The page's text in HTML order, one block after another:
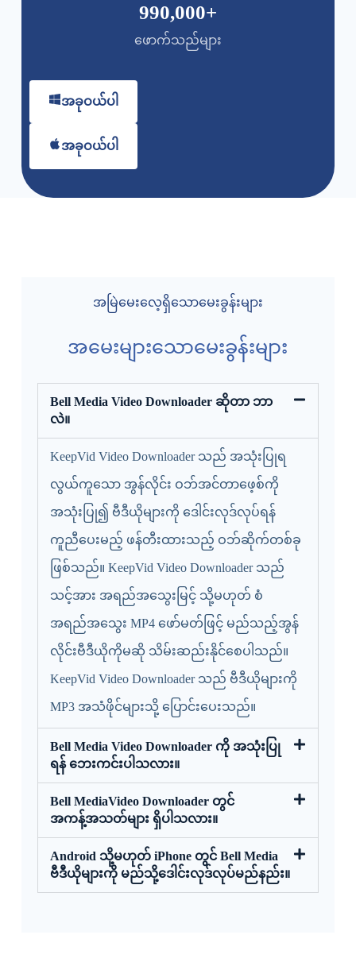
ဖောက်သည်များ
990,000+
အခုဝယ်ပါ
အခုဝယ်ပါ
အမြဲမေးလေ့ရှိသောမေးခွန်းများ
အမေးများသောမေးခွန်းများ
Bell Media Video Downloader ဆိုတာ ဘာ
လဲ။
KeepVid Video Downloader သည် အသုံးပြုရ
လွယ်ကူသော အွန်လိုင်း ဝဘ်အင်တာဖေ့စ်ကို
အသုံးပြု၍ ဗီဒီယိုများကို ဒေါင်းလုဒ်လုပ်ရန်
ကူညီပေးမည့် ဖန်တီးထားသည့် ဝဘ်ဆိုက်တစ်ခု
ဖြစ်သည်။ KeepVid Video Downloader သည်
သင့်အား အရည်အသွေးမြင့် သို့မဟုတ် စံ
အရည်အသွေး MP4 ဖော်မတ်ဖြင့် မည်သည့်အွန်
လိုင်းဗီဒီယိုကိုမဆို သိမ်းဆည်းနိုင်စေပါသည်။
KeepVid Video Downloader သည် ဗီဒီယိုများကို
MP3 အသံဖိုင်များသို့ ပြောင်းပေးသည်။
Bell Media Video Downloader ကို အသုံးပြု
ရန် ဘေးကင်းပါသလား။
Bell MediaVideo Downloader တွင်
အကန့်အသတ်များ ရှိပါသလား။
Android သို့မဟုတ် iPhone တွင် Bell Media
ဗီဒီယိုများကို မည်သို့ဒေါင်းလုဒ်လုပ်မည်နည်း။